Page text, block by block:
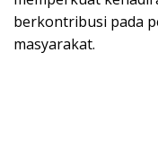
berkontribusi pada
masyarakat.